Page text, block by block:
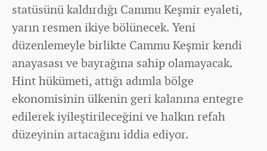
statüsünü kaldırdığı Cammu Keşmir eyaleti,
yarın resmen ikiye bölünecek. Yeni
düzenlemeyle birlikte Cammu Keşmir kendi
anayasası ve bayrağına sahip olamayacak.
Hint hükümeti, attığı adımla bölge
ekonomisinin ülkenin geri kalanına entegre
edilerek iyileştirileceğini ve halkın refah
düzeyinin artacağını iddia ediyor.